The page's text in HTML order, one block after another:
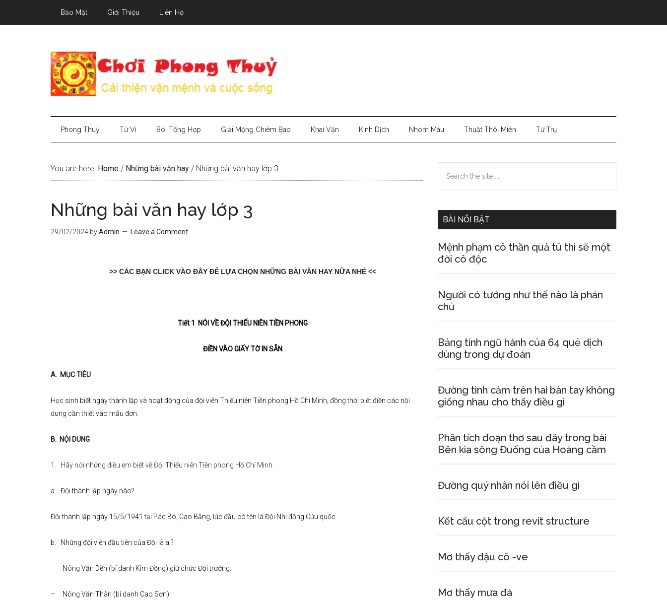
Bảo Mật Giới Thiệu Liên Hệ
Phong Thuỷ Tử Vi Bói Tổng Hợp Giải Mộng Chiêm Bao Khai Vận Kinh Dịch Nhóm Máu Thuật Thôi Miên Tứ Trụ
You are here: Home / Những bài văn hay / Những bài văn hay lớp 3
Những bài văn hay lớp 3
29/02/2024 byAdmin Leave a Comment
>> CÁC BẠN CLICK VÀO ĐÂY ĐỂ LỰA CHỌN NHỮNG BÀI VĂN HAY NỮA NHÉ <<
Tiết 1 NÓI VỀ ĐỘI THIẾU NIÊN TIỀN PHONG
ĐIỀN VÀO GIẤY TỜ IN SẴN
A. MỤC TIÊU
Học sinh biết ngày thành lập và hoạt động của đội viên Thiếu niên Tiền phong Hồ Chí Minh, đồng thời biết điền các nội
dung cần thiết vào mẫu đơn.
B. NỘI DUNG
1. Hãy nói những điều em biết về Đội Thiếu niên Tiền phong Hồ Chí Minh.
a. Đội thành lập ngày nào?
Đội thành lập ngày 15/5/1941 tại Pác Bó, Cao Bằng, lúc đầu có tên là Đội Nhi đồng Cứu quốc.
b. Những đội viên đầu tiên của Đội là ai?
– Nông Văn Dền (bí danh Kim Đồng) giữ chức Đội trưởng.
– Nông Văn Thàn (bí danh Cao Sơn).
Primary
Sidebar
the
BÀI NỔI BẬT
Mệnh phạm cô thần quả tú thì sẽ một
đời cô độc
Người có tướng như thế nào là phản
chủ
Bảng tính ngũ hành của 64 quẻ dịch
dùng trong dự đoán
Đường tình cảm trên hai bàn tay không
giống nhau cho thấy điều gì
Phân tích đoạn thơ sau đây trong bài
Bên kia sông Đuống của Hoàng cầm
Đường quý nhân nói lên điều gì
Kết cấu cột trong revit structure
Mơ thấy đậu cô -ve
Mơ thấy mưa đá